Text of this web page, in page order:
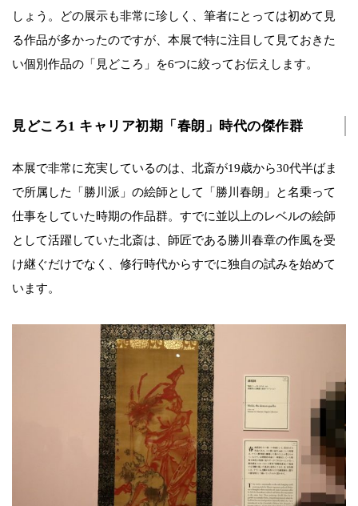
しょう。どの展示も非常に珍しく、筆者にとっては初めて見
る作品が多かったのですが、本展で特に注目して見ておきた
い個別作品の「見どころ」を6つに絞ってお伝えします。
見どころ1 キャリア初期「春朗」時代の傑作群
本展で非常に充実しているのは、北斎が19歳から30代半ばま
で所属した「勝川派」の絵師として「勝川春朗」と名乗って
仕事をしていた時期の作品群。すでに並以上のレベルの絵師
として活躍していた北斎は、師匠である勝川春章の作風を受
け継ぐだけでなく、修行時代からすでに独自の試みを始めて
います。